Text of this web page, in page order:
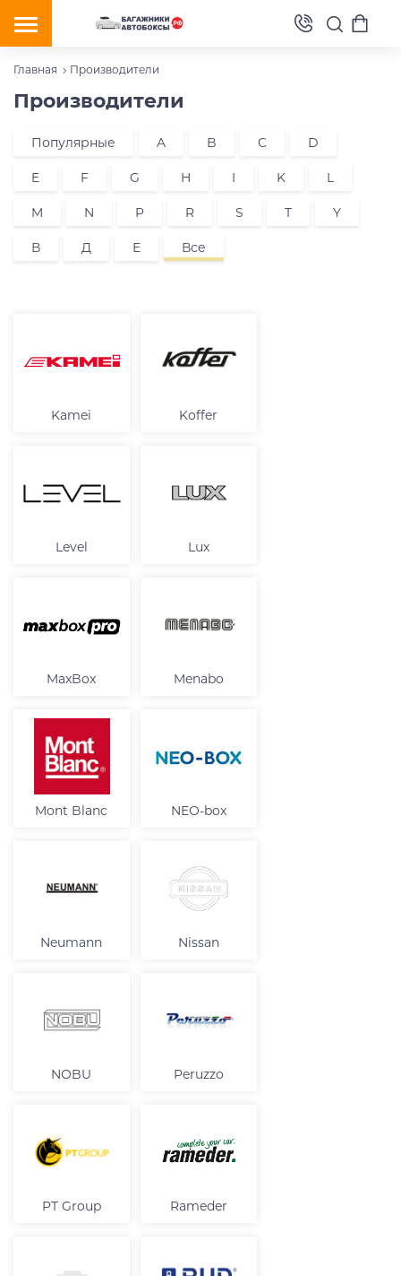
Главная Производители
Производители
Популярные A B C D
E F G H I K L
M N P R S T Y
В Д Е Все
Kamei Koffer
Level Lux
MaxBox Menabo
Mont Blanc NEO-box
Neumann Nissan
NOBU Peruzzo
PT Group Rameder